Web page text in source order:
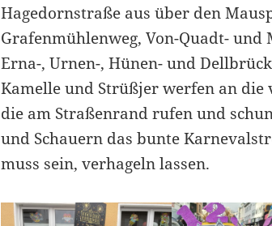
Hagedornstraße aus über den
Grafenmühlenweg, Von-Quadt-
Erna-, Urnen-, Hünen- und
Kamelle und Strüßjer werfen an
die am Straßenrand rufen und
und Schauern das bunte
muss sein, verhageln lassen.